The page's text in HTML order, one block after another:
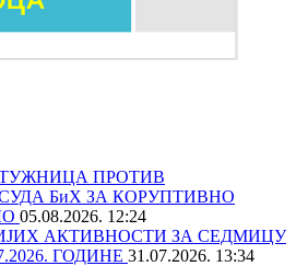
ПРОТИВ
БиХ ЗА КОРУПТИВНО
05.08.2026. 12:24
АКТИВНОСТИ ЗА СЕДМИЦУ
ГОДИНЕ 31.07.2026. 13:34